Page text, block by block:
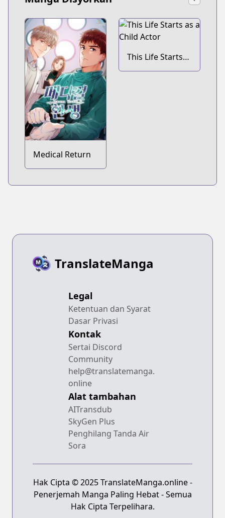
Medical Return
This Life Starts
as a Child Actor
TranslateManga
Legal
Ketentuan dan Syarat
Dasar Privasi
Kontak
Sertai Discord
Community
help@translatemanga.
online
Alat tambahan
AITransdub
SkyGen Plus
Penghilang Tanda Air
Sora
Hak Cipta © 2025 TranslateManga.online -
Penerjemah Manga Paling Hebat - Semua
Hak Cipta Terpelihara.